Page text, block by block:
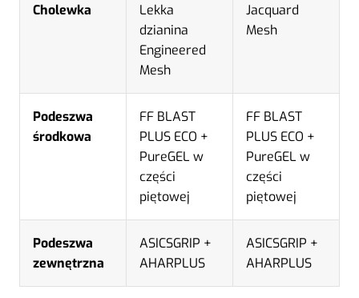
Cholewka
Lekka
dzianina
Engineered
Mesh
Jacquard
Mesh
Podeszwa
środkowa
FF BLAST
PLUS ECO +
PureGEL w
części
piętowej
FF BLAST
PLUS ECO +
PureGEL w
części
piętowej
Podeszwa
zewnętrzna
ASICSGRIP +
AHARPLUS
ASICSGRIP +
AHARPLUS